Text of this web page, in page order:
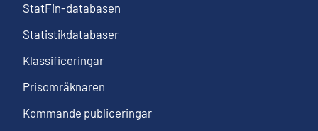
StatFin-databasen
Statistikdatabaser
Klassificeringar
Prisomräknaren
Kommande publiceringar